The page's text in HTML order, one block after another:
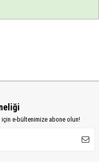
e-bültenimize abone olun!